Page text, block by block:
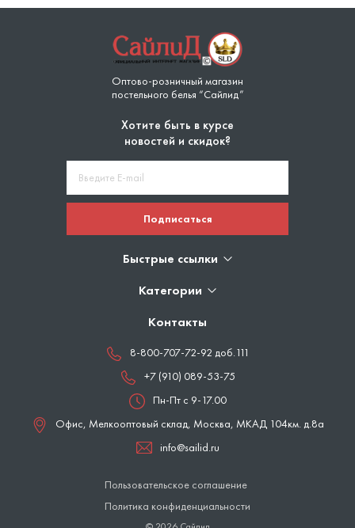
Оптово-розничный магазин
постельного белья “Сайлид”
Хотите быть в курсе
новостей и скидок?
Подписаться
Быстрые ссылки
Категории
Контакты
8-800-707-72-92 доб.111
+7 (910) 089-53-75
Пн-Пт с 9-17.00
Офис, Мелкооптовый склад, Москва, МКАД 104км. д.8а
info@sailid.ru
Пользовательское соглашение
Политика конфиденциальности